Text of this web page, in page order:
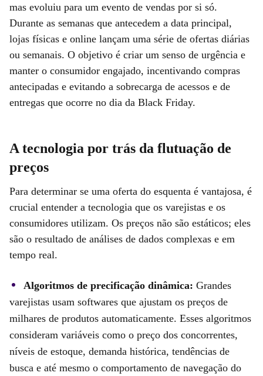
mas evoluiu para um evento de vendas por si só.
Durante as semanas que antecedem a data principal,
lojas físicas e online lançam uma série de ofertas diárias
ou semanais. O objetivo é criar um senso de urgência e
manter o consumidor engajado, incentivando compras
antecipadas e evitando a sobrecarga de acessos e de
entregas que ocorre no dia da Black Friday.
A tecnologia por trás da flutuação de
preços
Para determinar se uma oferta do esquenta é vantajosa, é
crucial entender a tecnologia que os varejistas e os
consumidores utilizam. Os preços não são estáticos; eles
são o resultado de análises de dados complexas e em
tempo real.
Algoritmos de precificação dinâmica: Grandes
varejistas usam softwares que ajustam os preços de
milhares de produtos automaticamente. Esses algoritmos
consideram variáveis como o preço dos concorrentes,
níveis de estoque, demanda histórica, tendências de
busca e até mesmo o comportamento de navegação do